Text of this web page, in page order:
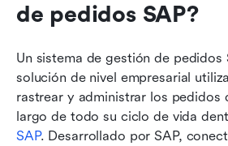
de pedidos SAP?
Un sistema de gestión de pedidos
solución de nivel empresarial
rastrear y administrar los pedidos
largo de todo su ciclo de vida
SAP. Desarrollado por SAP,